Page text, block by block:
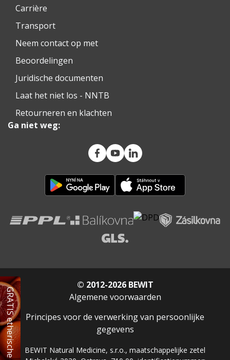
GRATIS etherische olie
Carrière
Transport
Neem contact op met
Beoordelingen
Juridische documenten
Laat het niet los - NNTB
Retourneren en klachten
Ga niet weg:
© 2012-2026 BEWIT
Algemene voorwaarden
Principes voor de verwerking van persoonlijke
gegevens
BEWIT Natural Medicine, s.r.o., maatschappelijke zetel